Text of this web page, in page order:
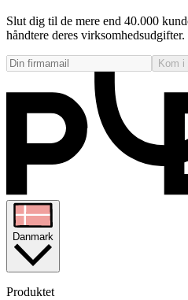
Slut dig til de mere end 40.000
håndtere deres virksomhedsudgifter.
Kom i
Danmark
Produktet